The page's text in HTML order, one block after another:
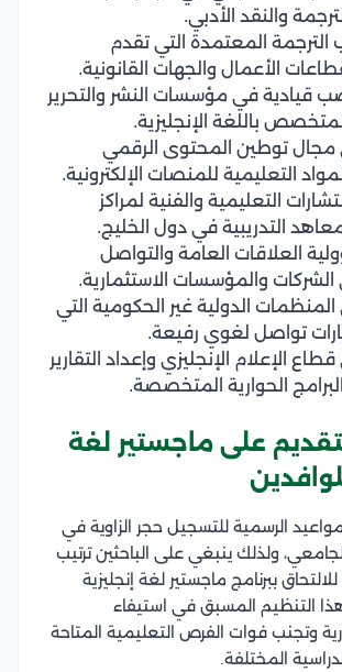
والنقد الأدبي.
الترجمة المعتمدة التي تقدم
الأعمال والجهات القانونية.
قيادية في مؤسسات النشر والتحرير
باللغة الإنجليزية.
مجال توطين المحتوى الرقمي
التعليمية للمنصات الإلكترونية.
التعليمية والفنية لمراكز
التدريبية في دول الخليج.
العلاقات العامة والتواصل
الشركات والمؤسسات الاستثمارية.
الدولية غير الحكومية التي
تواصل لغوي رفيعة.
الإعلام الإنجليزي وإعداد التقارير
الحوارية المتخصصة.
على ماجستير لغة
الرسمية للتسجيل حجر الزاوية في
ولذلك ينبغي على الباحثين ترتيب
ببرنامج ماجستير لغة إنجليزية
التنظيم المسبق في استيفاء
وتجنب فوات الفرص التعليمية المتاحة
المختلفة.